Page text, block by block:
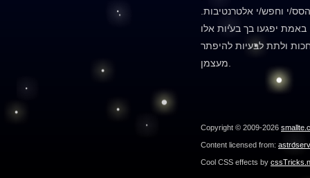
י וחפש/י אלטרנטיבות.
יפגעו בך בעיות אלו
ולתת לבעיות להיפתר
Copyright © 2009-2026
Content licensed from:
Cool CSS effects by